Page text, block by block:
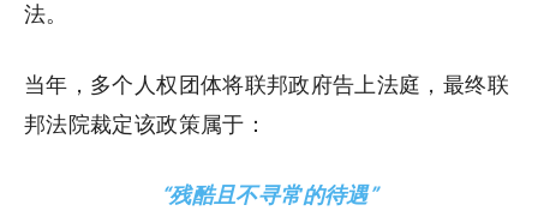
法。
当年，多个人权团体将联邦政府告上法庭，最终联
邦法院裁定该政策属于：
“残酷且不寻常的待遇”